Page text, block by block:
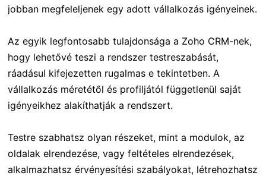
jobban megfeleljenek egy adott vállalkozás igényeinek.
Az egyik legfontosabb tulajdonsága a Zoho CRM-nek,
hogy lehetővé teszi a rendszer testreszabását,
ráadásul kifejezetten rugalmas e tekintetben. A
vállalkozás méretétől és profiljától függetlenül saját
igényeikhez alakíthatják a rendszert.
Testre szabhatsz olyan részeket, mint a modulok, az
oldalak elrendezése, vagy feltételes elrendezések,
alkalmazhatsz érvényesítési szabályokat, létrehozhatsz